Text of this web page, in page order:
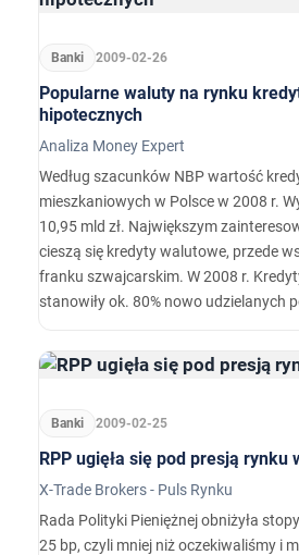
Banki 2009-02-26
Popularne waluty na rynku
hipotecznych
Analiza Money Expert
Według szacunków NBP wartość
mieszkaniowych w Polsce w 2008 r.
10,95 mld zł. Największym
cieszą się kredyty walutowe, przede
franku szwajcarskim. W 2008 r.
stanowiły ok. 80% nowo udzielanych
Banki 2009-02-25
RPP ugięła się pod presją rynku
X-Trade Brokers - Puls Rynku
Rada Polityki Pieniężnej obniżyła
25 bp, czyli mniej niż oczekiwaliśmy i